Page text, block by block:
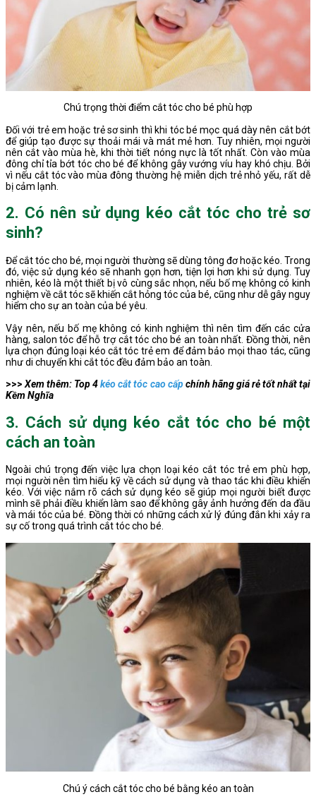
Chú trọng thời điểm cắt tóc cho bé phù hợp
Đối với trẻ em hoặc trẻ sơ sinh thì khi tóc bé mọc quá dày nên cắt bớt
để giúp tạo được sự thoải mái và mát mẻ hơn. Tuy nhiên, mọi người
nên cắt vào mùa hè, khi thời tiết nóng nực là tốt nhất. Còn vào mùa
đông chỉ tỉa bớt tóc cho bé để không gây vướng víu hay khó chịu. Bởi
vì nếu cắt tóc vào mùa đông thường hệ miễn dịch trẻ nhỏ yếu, rất dễ
bị cảm lạnh.
2. Có nên sử dụng kéo cắt tóc cho trẻ sơ
sinh?
Để cắt tóc cho bé, mọi người thường sẽ dùng tông đơ hoặc kéo. Trong
đó, việc sử dụng kéo sẽ nhanh gọn hơn, tiện lợi hơn khi sử dụng. Tuy
nhiên, kéo là một thiết bị vô cùng sắc nhọn, nếu bố mẹ không có kinh
nghiệm về cắt tóc sẽ khiến cắt hỏng tóc của bé, cũng như dễ gây nguy
hiểm cho sự an toàn của bé yêu.
Vậy nên, nếu bố mẹ không có kinh nghiệm thì nên tìm đến các cửa
hàng, salon tóc để hỗ trợ cắt tóc cho bé an toàn nhất. Đồng thời, nên
lựa chọn đúng loại kéo cắt tóc trẻ em để đảm bảo mọi thao tác, cũng
như di chuyển khi cắt tóc đều đảm bảo an toàn.
>>>Xem thêm: Top 4kéo cắt tóc cao cấpchính hãng giá rẻ tốt nhất tại
Kềm Nghĩa
3. Cách sử dụng kéo cắt tóc cho bé một
cách an toàn
Ngoài chú trọng đến việc lựa chọn loại kéo cắt tóc trẻ em phù hợp,
mọi người nên tìm hiểu kỹ về cách sử dụng và thao tác khi điều khiển
kéo. Với việc nắm rõ cách sử dụng kéo sẽ giúp mọi người biết được
mình sẽ phải điều khiển làm sao để không gây ảnh hưởng đến da đầu
và mái tóc của bé. Đồng thời có những cách xử lý đúng đắn khi xảy ra
sự cố trong quá trình cắt tóc cho bé.
Chú ý cách cắt tóc cho bé bằng kéo an toàn